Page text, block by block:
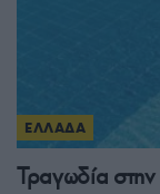
ΕΛΛΑΔΑ
Τραγωδία